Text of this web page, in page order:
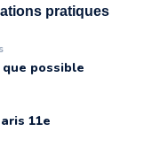
pratiques
que possible
11e